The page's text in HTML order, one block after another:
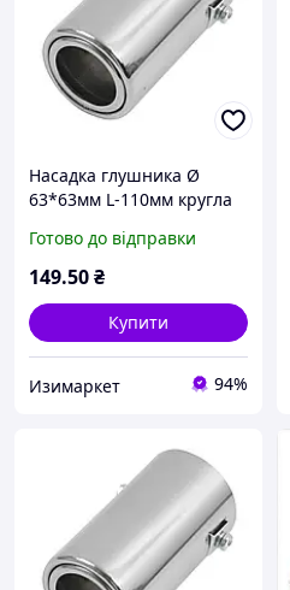
Насадка глушника Ø
63*63мм L-110мм кругла
106034
Готово до відправки
149.50₴
Купити
Изимаркет 94%